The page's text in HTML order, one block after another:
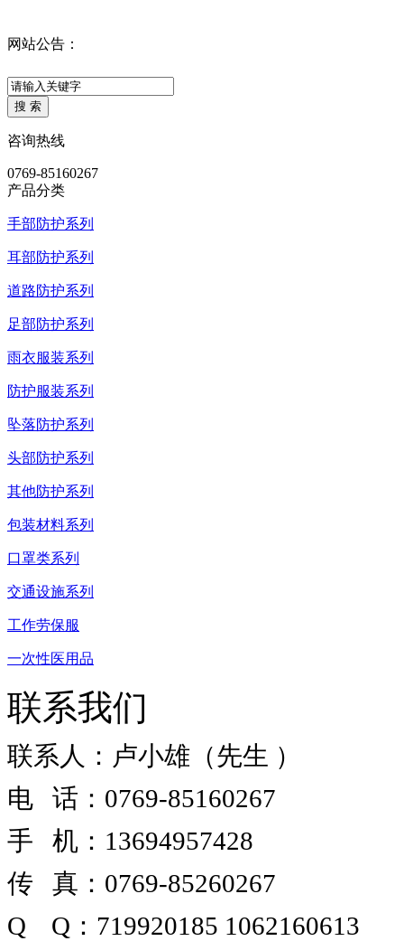
网站公告：
咨询热线
0769-85160267
产品分类
手部防护系列
耳部防护系列
道路防护系列
足部防护系列
雨衣服装系列
防护服装系列
坠落防护系列
头部防护系列
其他防护系列
包装材料系列
口罩类系列
交通设施系列
工作劳保服
一次性医用品
联系我们
联系人：卢小雄（先生 ）
电 话：0769-85160267
手 机：13694957428
传 真：0769-85260267
Q Q ： 719920185 1062160613